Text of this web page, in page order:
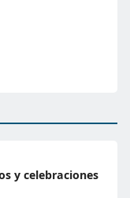
y celebraciones